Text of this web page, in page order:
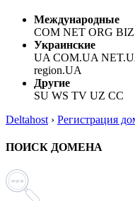
Международные
COM NET ORG
Украинские
UA COM.UA
region.UA
Другие
SU WS TV UZ CC
Deltahost › Регистрация
ПОИСК ДОМЕНА